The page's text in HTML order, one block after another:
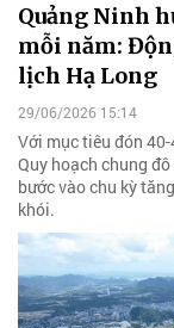
Quảng Ninh
mỗi năm:
lịch Hạ Long
29/06/2026 15:14
Với mục tiêu đón
Quy hoạch chung
bước vào chu kỳ
khói.